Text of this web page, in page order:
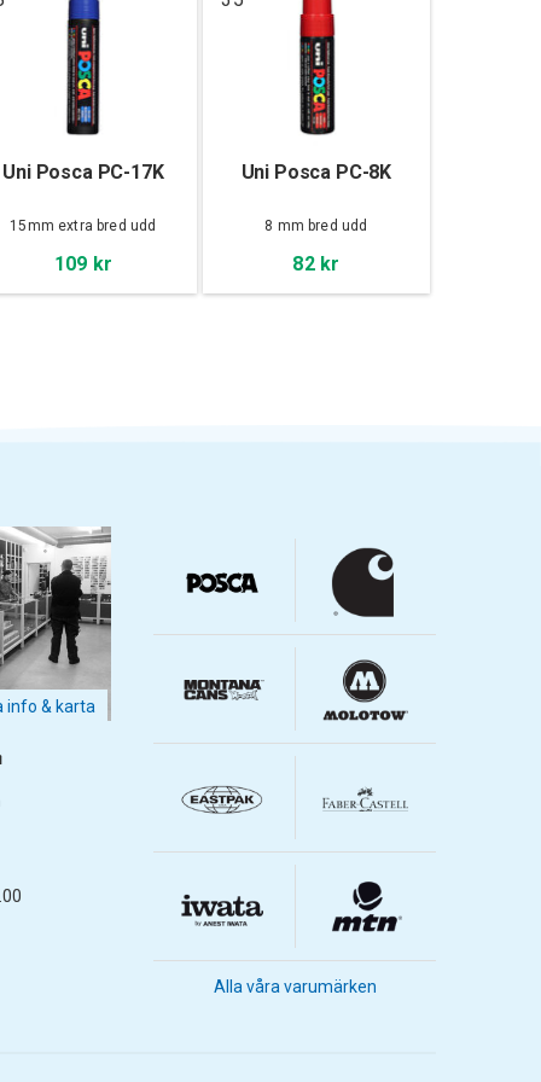
Uni Posca PC-17K
15mm extra bred udd
109 kr
Uni Posca PC-8K
8 mm bred udd
82 kr
info & karta
Alla våra varumärken